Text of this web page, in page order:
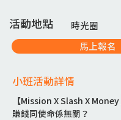
活動地點
時光圈
馬上報名
​小班活動詳情
【Mission X Slash X Money
賺錢同使命係無關？